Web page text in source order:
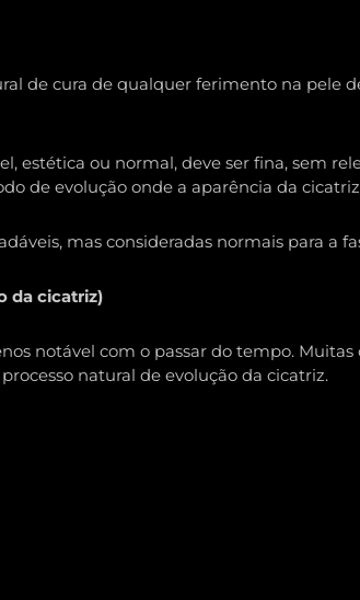
de cura de qualquer ferimento na pele
estética ou normal, deve ser fina, sem
de evolução onde a aparência da
mas consideradas normais para a
da cicatriz)
notável com o passar do tempo.
natural de evolução da cicatriz.